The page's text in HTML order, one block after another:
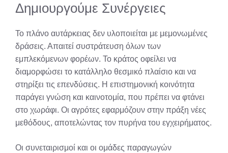
Δημιουργούμε Συνέργειες
Το πλάνο αυτάρκειας δεν υλοποιείται με μεμονωμένες
δράσεις. Απαιτεί συστράτευση όλων των
εμπλεκόμενων φορέων. Το κράτος οφείλει να
διαμορφώσει το κατάλληλο θεσμικό πλαίσιο και να
στηρίξει τις επενδύσεις. Η επιστημονική κοινότητα
παράγει γνώση και καινοτομία, που πρέπει να φτάνει
στο χωράφι. Οι αγρότες εφαρμόζουν στην πράξη νέες
μεθόδους, αποτελώντας τον πυρήνα του εγχειρήματος.
Οι συνεταιρισμοί και οι ομάδες παραγωγών